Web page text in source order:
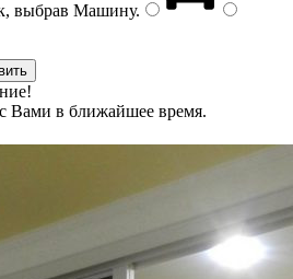
выбрав Машину.
Вами в ближайшее время.